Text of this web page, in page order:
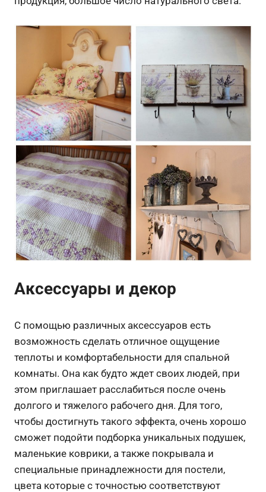
Аксессуары и декор
С помощью различных аксессуаров есть
возможность сделать отличное ощущение
теплоты и комфортабельности для спальной
комнаты. Она как будто ждет своих людей, при
этом приглашает расслабиться после очень
долгого и тяжелого рабочего дня. Для того,
чтобы достигнуть такого эффекта, очень хорошо
сможет подойти подборка уникальных подушек,
маленькие коврики, а также покрывала и
специальные принадлежности для постели,
цвета которые с точностью соответствуют